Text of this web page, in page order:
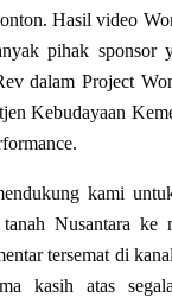
Hasil video
pihak sponsor
dalam Project
Kebudayaan
kami
Nusantara ke
tersemat di
kasih atas